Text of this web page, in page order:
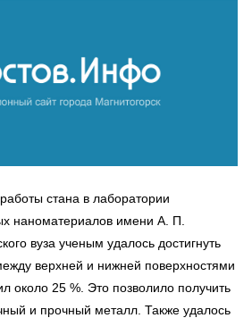
стана в лаборатории
наноматериалов имени А. П.
вуза ученым удалось достигнуть
верхней и нижней поверхностями
около 25 %. Это позволило получить
и прочный металл. Также удалось